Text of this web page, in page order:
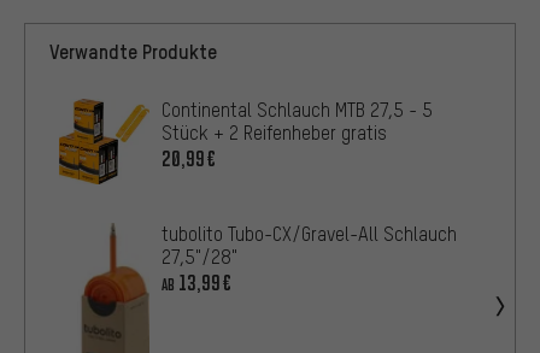
Verwandte Produkte
Continental Schlauch MTB 27,5 - 5
Stück + 2 Reifenheber gratis
20,99€
tubolito Tubo-CX/Gravel-All Schlauch
27,5"/28"
AB 13,99€